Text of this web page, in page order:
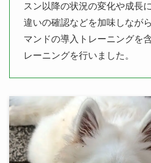
スン以降の状況の変化や成長
違いの確認などを加味しなが
マンドの導入トレーニングを
レーニングを行いました。